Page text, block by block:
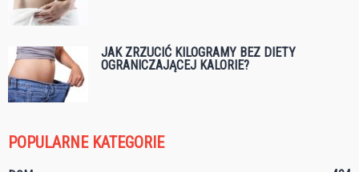
JAK ZRZUCIĆ KILOGRAMY BEZ DIETY
OGRANICZAJĄCEJ KALORIE?
POPULARNE KATEGORIE